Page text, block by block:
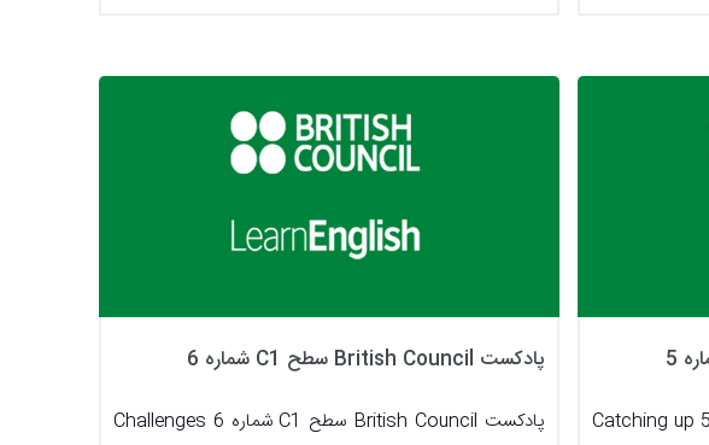
پادکست British Council سطح C1 شماره 6
پادکست British Council سطح C1 شماره 6 Challenges
پادکست British Council سطح C1 شماره 5 Catching up